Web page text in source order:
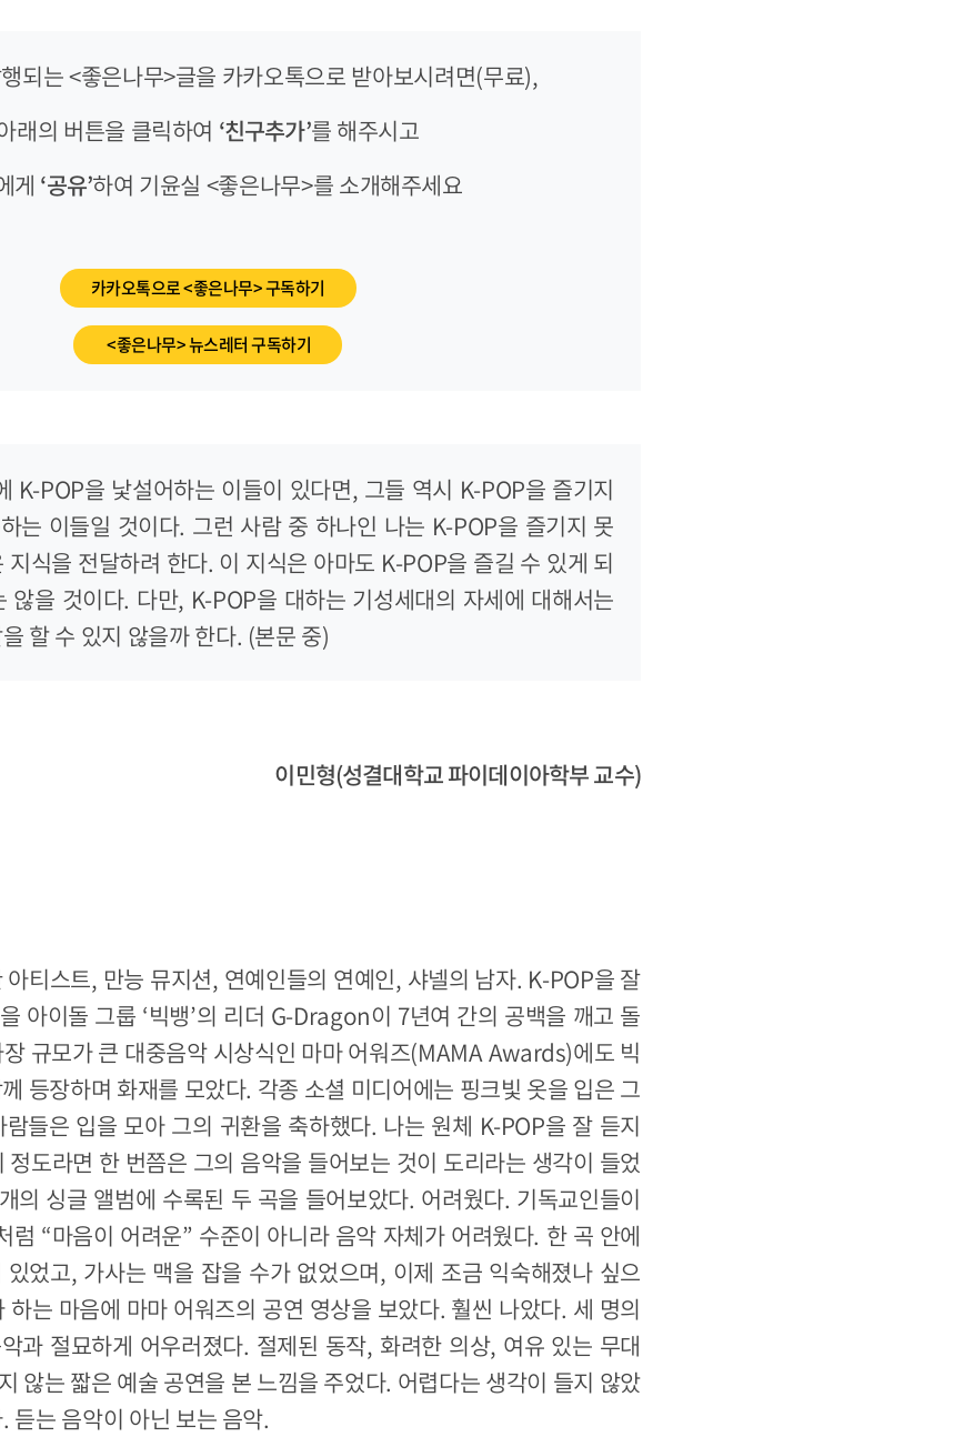
되는 <좋은나무>글을 카카오톡으로 받아보시려면(무료),
래의 버튼을 클릭하여 ‘친구추가’를 해주시고
게 ‘공유’하여 기윤실 <좋은나무>를 소개해주세요
카카오톡으로 <좋은나무> 구독하기
<좋은나무> 뉴스레터 구독하기
K-POP을 낯설어하는 이들이 있다면, 그들 역시 K-POP을 즐기지
는 이들일 것이다. 그런 사람 중 하나인 나는 K-POP을 즐기지 못
식을 전달하려 한다. 이 지식은 아마도 K-POP을 즐길 수 있게 되
않을 것이다. 다만, K-POP을 대하는 기성세대의 자세에 대해서는
할 수 있지 않을까 한다. (본문 중)
이민형(성결대학교 파이데이아학부 교수)
티스트, 만능 뮤지션, 연예인들의 연예인, 샤넬의 남자. K-POP을 잘
아이돌 그룹 ‘빅뱅’의 리더 G-Dragon이 7년여 간의 공백을 깨고 돌
규모가 큰 대중음악 시상식인 마마 어워즈(MAMA Awards)에도 빅
등장하며 화재를 모았다. 각종 소셜 미디어에는 핑크빛 옷을 입은 그
들은 입을 모아 그의 귀환을 축하했다. 나는 원체 K-POP을 잘 듣지
도라면 한 번쯤은 그의 음악을 들어보는 것이 도리라는 생각이 들었
의 싱글 앨범에 수록된 두 곡을 들어보았다. 어려웠다. 기독교인들이
럼 “마음이 어려운” 수준이 아니라 음악 자체가 어려웠다. 한 곡 안에
었고, 가사는 맥을 잡을 수가 없었으며, 이제 조금 익숙해졌나 싶으
하는 마음에 마마 어워즈의 공연 영상을 보았다. 훨씬 나았다. 세 명의
과 절묘하게 어우러졌다. 절제된 동작, 화려한 의상, 여유 있는 무대
않는 짧은 예술 공연을 본 느낌을 주었다. 어렵다는 생각이 들지 않았
듣는 음악이 아닌 보는 음악.